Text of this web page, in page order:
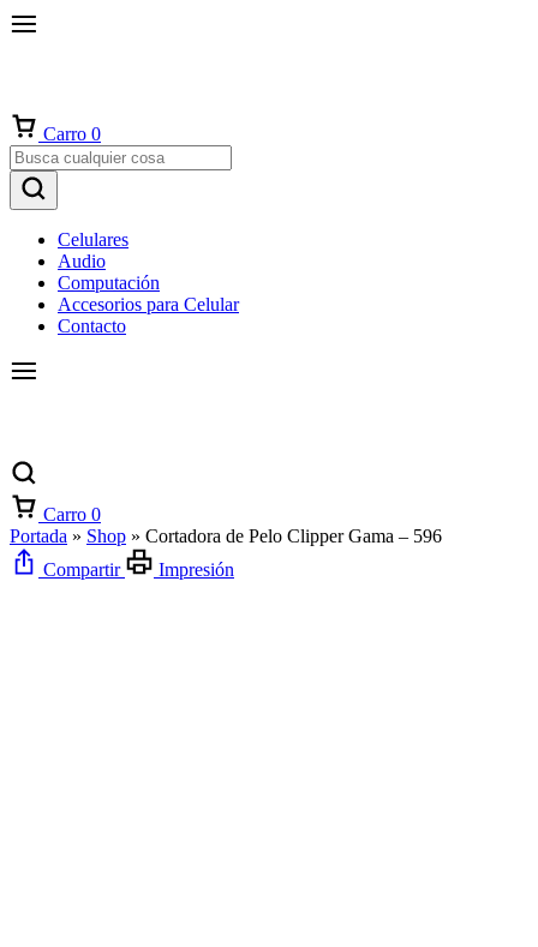
Carro 0
Celulares
Audio
Computación
Accesorios para Celular
Contacto
Carro 0
Portada » Shop » Cortadora de Pelo Clipper Gama – 596
Compartir
Impresión